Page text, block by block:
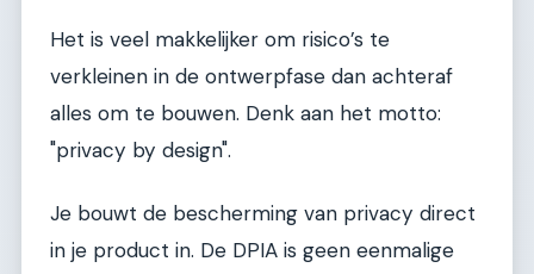
Het is veel makkelijker om risico’s te
verkleinen in de ontwerpfase dan achteraf
alles om te bouwen. Denk aan het motto:
"privacy by design".
Je bouwt de bescherming van privacy direct
in je product in. De DPIA is geen eenmalige